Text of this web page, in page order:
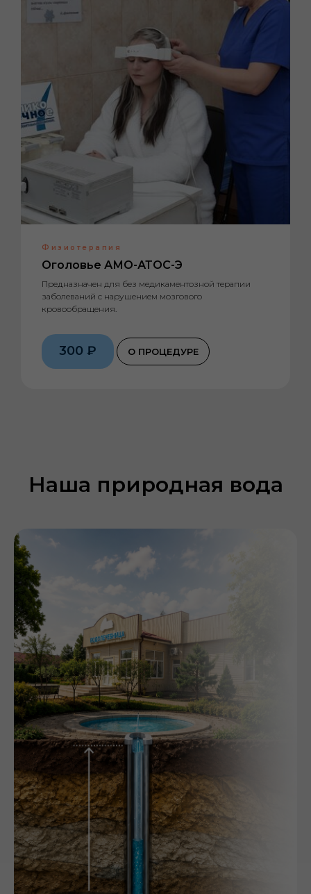
Физиотерапия
Оголовье АМО-АТОС-Э
Предназначен для без медикаментозной терапии
заболеваний с нарушением мозгового
кровообращения.
300 ₽ О ПРОЦЕДУРЕ
Наша природная вода